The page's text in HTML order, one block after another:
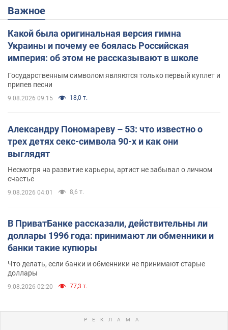
Важное
Какой была оригинальная версия гимна
Украины и почему ее боялась Российская
империя: об этом не рассказывают в школе
Государственным символом являются только первый куплет и
припев песни
9.08.2026 09:15 18,0 т.
Александру Пономареву – 53: что известно о
трех детях секс-символа 90-х и как они
выглядят
Несмотря на развитие карьеры, артист не забывал о личном
счастье
9.08.2026 04:01 8,6 т.
В ПриватБанке рассказали, действительны ли
доллары 1996 года: принимают ли обменники и
банки такие купюры
Что делать, если банки и обменники не принимают старые
доллары
9.08.2026 02:20 77,3 т.